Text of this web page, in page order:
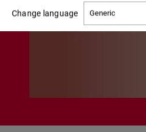
Change language
Change
language